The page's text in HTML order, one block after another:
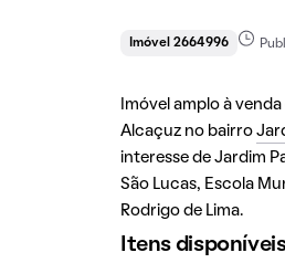
Imóvel 2664996
Imóvel amplo à
Alcaçuz no bairro
interesse de Jardim
São Lucas, Escola
Rodrigo de Lima.
Itens